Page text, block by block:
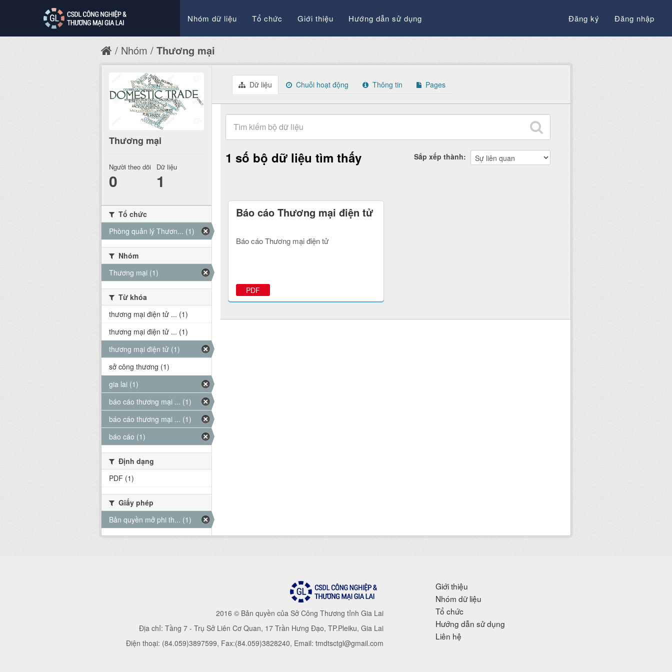
Nhóm dữ liệu Tổ chức Giới thiệu Hướng dẫn sử dụng Đăng ký Đăng nhập
Nhóm Thương mại
Dữ liệu Chuỗi hoạt động Thông tin Pages
Sắp xếp thành
1 số bộ dữ liệu tìm thấy
Báo cáo Thương mại điện tử
Báo cáo Thương mại điện tử
PDF
Thương mại
Người theo dõi
0
Dữ liệu
1
Tổ chức
Phòng quản lý Thươn... (1)
Nhóm
Thương mại (1)
Từ khóa
thương mại điện tử ... (1)
thương mại điện tử ... (1)
thương mại điện tử (1)
sở công thương (1)
gia lai (1)
báo cáo thương mại ... (1)
báo cáo thương mại ... (1)
báo cáo (1)
Định dạng
PDF (1)
Giấy phép
Bản quyền mở phi th... (1)
2016 © Bản quyền của Sở Công Thương tỉnh Gia Lai
Địa chỉ: Tầng 7 - Trụ Sở Liên Cơ Quan, 17 Trần Hưng Đạo, TP.Pleiku, Gia Lai
Điện thoại: (84.059)3897599, Fax:(84.059)3828240, Email: tmdtsctgl@gmail.com
Giới thiệu
Nhóm dữ liệu
Tổ chức
Hướng dẫn sử dụng
Liên hệ